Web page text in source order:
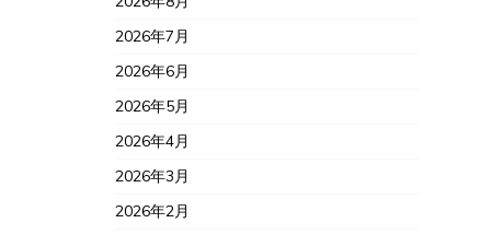
2026年7月
2026年6月
2026年5月
2026年4月
2026年3月
2026年2月